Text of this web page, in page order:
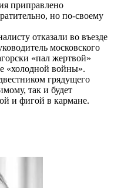
приправлено
но по-своему
отказали во въезде
московского
«пал жертвой»
«холодной войны».
грядущего
так и будет
и фигой в кармане.